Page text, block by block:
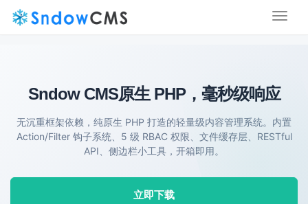
Sndow CMS原生 PHP，毫秒级响应
无沉重框架依赖，纯原生 PHP 打造的轻量级内容管理系统。内置
Action/Filter 钩子系统、5 级 RBAC 权限、文件缓存层、RESTful
API、侧边栏小工具，开箱即用。
立即下载